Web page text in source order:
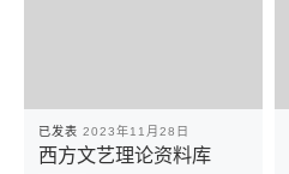
已发表 2023年11月28日
西方文艺理论资料库